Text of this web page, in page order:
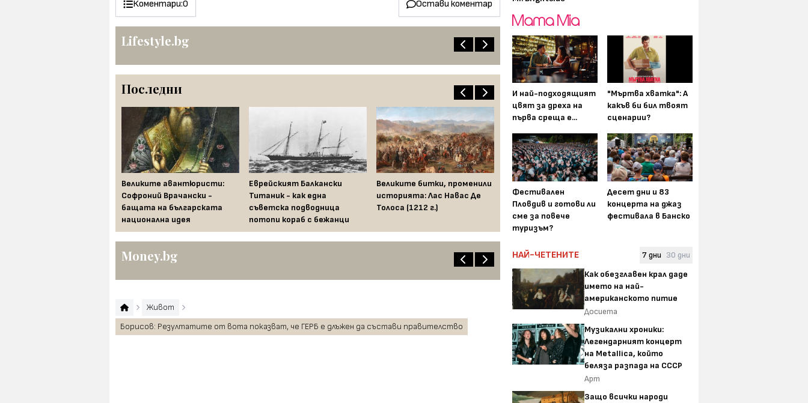
Коментари:0 Остави коментар
Lifestyle.bg
Последни
Великите авантюристи:
Софроний Врачански -
бащата на българската
национална идея
Еврейският Балкански
Титаник - как една
съветска подводница
потопи кораб с бежанци
Великите битки, променили
историята: Лас Навас Де
Толоса (1212 г.)
Money.bg
Живот
Борисов: Резултатите от вота показват, че ГЕРБ е длъжен да състави правителство
И най-подходящият
цвят за дреха на
първа среща е...
"Мъртва хватка": А
какъв би бил твоят
сценарии?
Фестивален
Пловдив и готови ли
сме за повече
туризъм?
Десет дни и 83
концерта на джаз
фестивала в Банско
НАЙ-ЧЕТЕНИТЕ 7 дни 30 дни
Как обезглавен крал даде
името на най-
американското питие
Досиета
Музикални хроники:
Легендарният концерт
на Metallica, който
беляза разпада на СССР
Арт
Защо всички народи